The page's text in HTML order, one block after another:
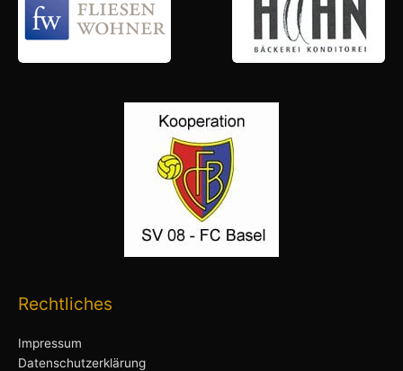
Rechtliches
Impressum
Datenschutzerklärung